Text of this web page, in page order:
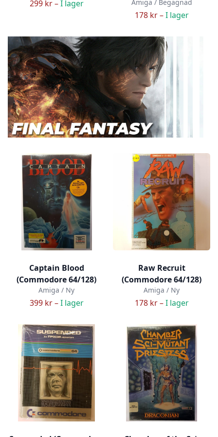
299 kr –I lager Amiga / Begagnad
178 kr –I lager
Captain Blood
(Commodore 64/128)
Amiga / Ny
399 kr –I lager
Raw Recruit
(Commodore 64/128)
Amiga / Ny
178 kr –I lager